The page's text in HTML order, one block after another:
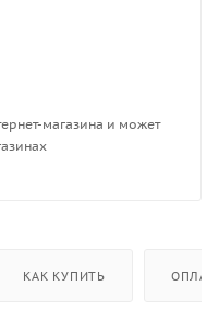
магазина и может
КАК КУПИТЬ